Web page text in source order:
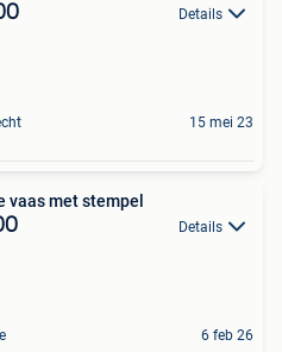
Details
15 mei 23
vaas met stempel
Details
6 feb 26